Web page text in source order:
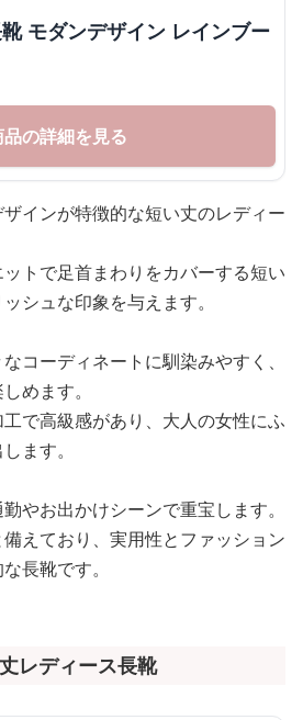
モダンデザイン レインブー
品の詳細を見る
インが特徴的な短い丈のレディー
トで足首まわりをカバーする短い
シュな印象を与えます。
コーディネートに馴染みやすく、
めます。
で高級感があり、大人の女性にふ
ます。
やお出かけシーンで重宝します。
えており、実用性とファッション
長靴です。
レディース長靴